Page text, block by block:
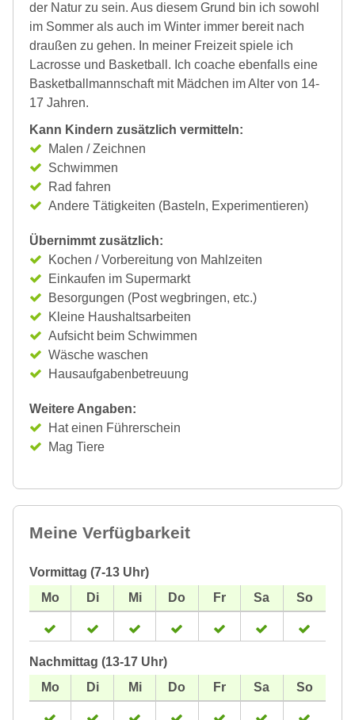
der Natur zu sein. Aus diesem Grund bin ich sowohl
im Sommer als auch im Winter immer bereit nach
draußen zu gehen. In meiner Freizeit spiele ich
Lacrosse und Basketball. Ich coache ebenfalls eine
Basketballmannschaft mit Mädchen im Alter von 14-
17 Jahren.
Kann Kindern zusätzlich vermitteln:
Malen / Zeichnen
Schwimmen
Rad fahren
Andere Tätigkeiten (Basteln, Experimentieren)
Übernimmt zusätzlich:
Kochen / Vorbereitung von Mahlzeiten
Einkaufen im Supermarkt
Besorgungen (Post wegbringen, etc.)
Kleine Haushaltsarbeiten
Aufsicht beim Schwimmen
Wäsche waschen
Hausaufgabenbetreuung
Weitere Angaben:
Hat einen Führerschein
Mag Tiere
Meine Verfügbarkeit
Vormittag (7-13 Uhr)
Nachmittag (13-17 Uhr)